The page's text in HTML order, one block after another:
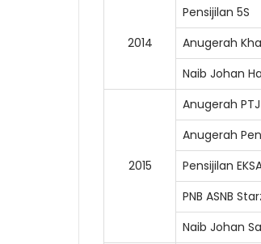
2014
Pensijilan 5S
Anugerah
Naib Johan
2015
Anugerah
Anugerah
Pensijilan
PNB ASNB
Naib Johan